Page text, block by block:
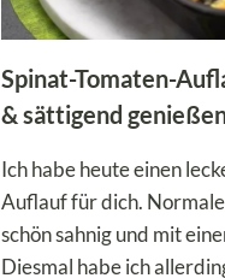
Spinat-Tomaten-
& sättigend
Ich habe heute einen
Auflauf für dich.
schön sahnig und mit
Diesmal habe ich